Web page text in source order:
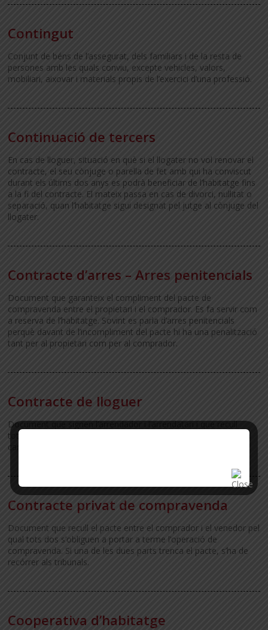
Contingut
Conjunt de béns de l’assegurat, dels familiars i de la resta de
persones amb les quals conviu, excepte vehicles, valors,
mobiliari, aixovar i materials propis de l’exercici d’una professió.
Continuació de tercers
En cas de lloguer, situació en què si el llogater no vol renovar el
contracte, el seu cònjuge o parella de fet amb qui ha conviscut
durant els últims dos anys es podrà beneficiar de l’habitatge fins
a la fi del contracte. El mateix passa en cas de divorci, nul·litat o
separació, quan l’habitatge sigui designat pel jutge al cònjuge del
llogater.
Contracte d’arres – Arres penitencials
Document que garanteix el compliment del pacte de
compravenda entre el propietari i el comprador. Es fa servir com
a reserva de l’habitatge. Sovint es parla d’arres penitencials
perquè davant de l’incompliment del pacte hi ha una penalització
tant per al propietari com per al comprador.
Contracte de lloguer
Document que signen l’arrendador i l’arrendatari i que recull
totes les condicions de l’acord pel qual es fa ús de l’habitatge a
canvi d’uns diners, la renda. Vegeu clàusules d’un contracte.
Contracte privat de compravenda
Document que recull el pacte entre el comprador i el venedor pel
qual tots dos s’obliguen a portar a terme l’operació de
compravenda. Si una de les dues parts trenca el pacte, s’ha de
recórrer als tribunals.
Cooperativa d’habitatge